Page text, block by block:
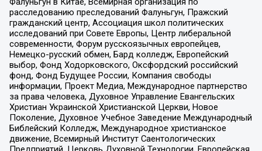
расследованию преследований Фалуньгун, Пражский
гражданский центр, Ассоциация школ политических
исследований при Совете Европы, Центр либеральной
современности, Форум русскоязычных европейцев,
Немецко-русский обмен, Бард колледж, Европейский
выбор, Фонд Ходорковского, Оксфордский российский
фонд, Фонд Будущее России, Компания свободы
информации, Проект Медиа, Международное партнерство
за права человека, Духовное Управление Евангельских
Христиан Украинской Христианской Церкви, Новое
Поколение, Духовное Учебное Заведение Международный
Библейский Колледж, Международное христианское
движение, Всемирный Институт Саентологических